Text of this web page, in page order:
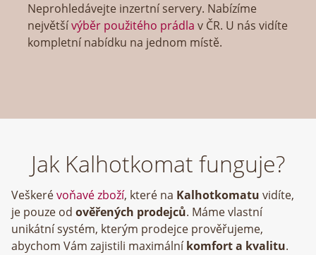
Neprohledávejte inzertní servery. Nabízíme
největšívýběr použitého prádla v ČR. U nás vidíte
kompletní nabídku na jednom místě.
Jak Kalhotkomat funguje?
Veškerévoňavé zboží, které na Kalhotkomatu vidíte,
je pouze od ověřených prodejců. Máme vlastní
unikátní systém, kterým prodejce prověřujeme,
abychom Vám zajistili maximálníkomfort a kvalitu.